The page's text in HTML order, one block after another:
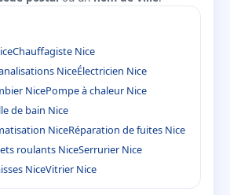
Chauffagiste Nice
NiceÉlectricien Nice
NicePompe à chaleur Nice
de bain Nice
NiceRéparation de fuites Nice
roulants NiceSerrurier Nice
NiceVitrier Nice